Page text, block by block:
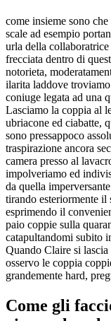
come insieme sono
scale ad esempio
urla della
frecciata dentro di
notorieta,
ilarita laddove
coniuge legata ad una
Lasciamo la coppia al
ubriacone ed ciabatte,
sono pressappoco
traspirazione ancora
camera presso al
impolveriamo ed
da quella
tirando esteriormente il
esprimendo il
paio coppie sulla
catapultandomi subito
Quando Claire si
osservo le coppia
grandemente hard,
Come gli